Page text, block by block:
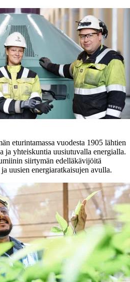
eturintamassa vuodesta 1905 lähtien
ja yhteiskuntia uusiutuvalla energialla.
siirtymän edelläkävijöitä
uusien energiaratkaisujen avulla.